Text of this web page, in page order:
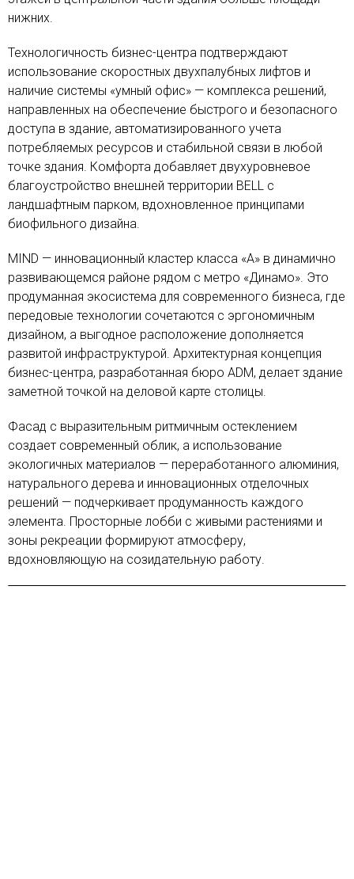
нижних.
Технологичность бизнес-центра подтверждают
использование скоростных двухпалубных лифтов и
наличие системы «умный офис» — комплекса решений,
направленных на обеспечение быстрого и безопасного
доступа в здание, автоматизированного учета
потребляемых ресурсов и стабильной связи в любой
точке здания. Комфорта добавляет двухуровневое
благоустройство внешней территории BELL с
ландшафтным парком, вдохновленное принципами
биофильного дизайна.
MIND — инновационный кластер класса «А» в динамично
развивающемся районе рядом с метро «Динамо». Это
продуманная экосистема для современного бизнеса, где
передовые технологии сочетаются с эргономичным
дизайном, а выгодное расположение дополняется
развитой инфраструктурой. Архитектурная концепция
бизнес-центра, разработанная бюро ADM, делает здание
заметной точкой на деловой карте столицы.
Фасад с выразительным ритмичным остеклением
создает современный облик, а использование
экологичных материалов — переработанного алюминия,
натурального дерева и инновационных отделочных
решений — подчеркивает продуманность каждого
элемента. Просторные лобби с живыми растениями и
зоны рекреации формируют атмосферу,
вдохновляющую на созидательную работу.